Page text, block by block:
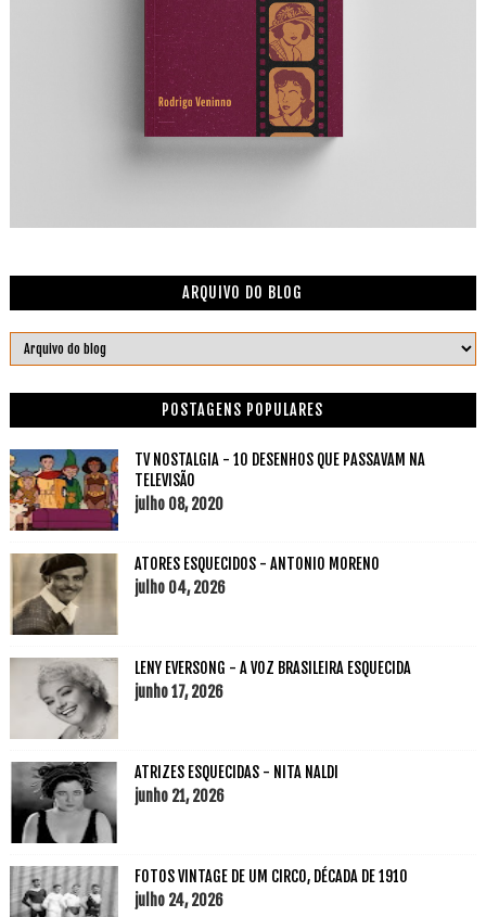
ARQUIVO DO BLOG
POSTAGENS POPULARES
TV NOSTALGIA - 10 DESENHOS QUE PASSAVAM NA
TELEVISÃO
julho 08, 2020
ATORES ESQUECIDOS - ANTONIO MORENO
julho 04, 2026
LENY EVERSONG - A VOZ BRASILEIRA ESQUECIDA
junho 17, 2026
ATRIZES ESQUECIDAS - NITA NALDI
junho 21, 2026
FOTOS VINTAGE DE UM CIRCO, DÉCADA DE 1910
julho 24, 2026